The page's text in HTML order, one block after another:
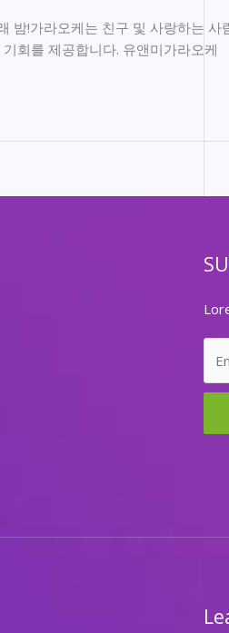
밤!가라오케는 친구 및 사랑하는
회를 제공합니다. 유앤미가라오케